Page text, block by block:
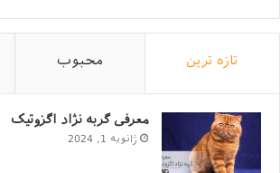
مشخصات فیزیکی گربه
کوون چیست؟
نژاد گربه مین کوون، بسیار بزرگ‌تر از
مهم‌ترین ویژگی ظاهری که افراد مختلف با
سایز درشت گربه مین کوون است.
تازه ترین محبوب
معرفی گربه نژاد اگزوتیک
ژانویه 1, 2024